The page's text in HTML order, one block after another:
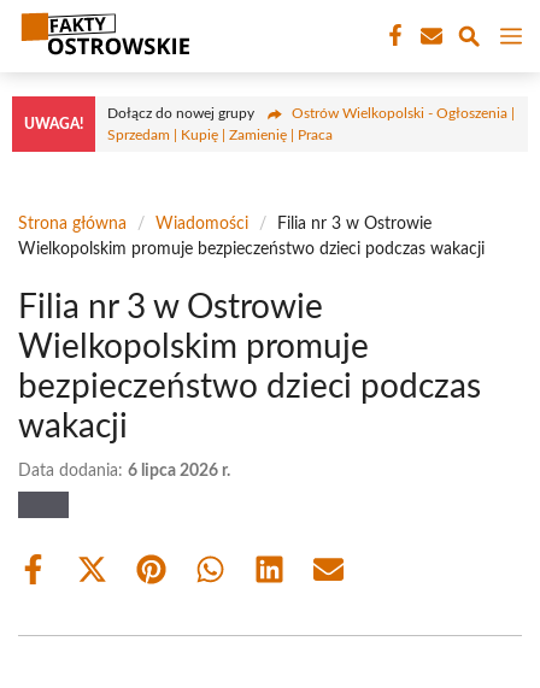
Przejdź
treści
UWAGA!
Dołącz do nowej grupy
Ostrów Wielkopolski - Ogłoszenia |
Sprzedam | Kupię | Zamienię | Praca
Strona główna / Wiadomości /
Filia nr 3 w Ostrowie
Wielkopolskim promuje bezpieczeństwo dzieci podczas wakacji
Filia nr 3 w Ostrowie
Wielkopolskim promuje
bezpieczeństwo dzieci podczas
wakacji
Data dodania: 6 lipca 2026 r.
Share
Share
(Twitter)
Share Share Share Share